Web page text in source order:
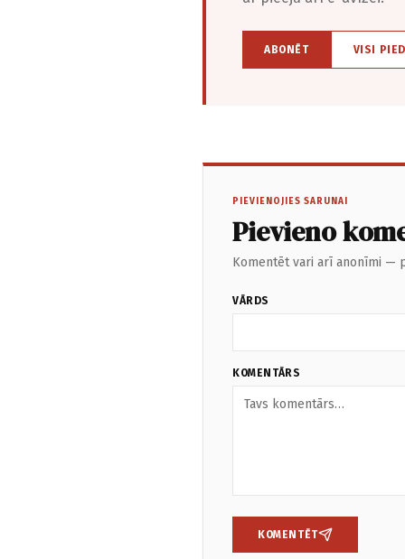
ABONĒT VISI
PIEVIENOJIES SARUNAI
Pievieno
Komentēt vari arī anonīmi —
VĀRDS
KOMENTĀRS
KOMENTĒT